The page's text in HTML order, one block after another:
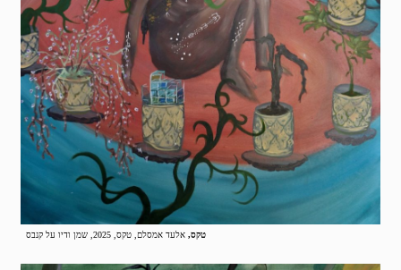
טקס, אלעד אמסלם, טקס, 2025, שמן ודיו על קנבס